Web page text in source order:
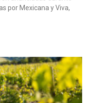
por Mexicana y Viva,